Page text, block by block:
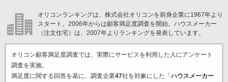
オリコンランキングは、株式会社オリコンを前身企業に1967年より
スタート。2006年からは顧客満足度調査を開始。ハウスメーカー
（注文住宅）は、2007年よりランキングを発表しています。
オリコン顧客満足度調査では、実際にサービスを利用した 人にアンケート
調査を実施。
満足度に関する回答を基に、調査企業47社を対象にした「 ハウスメーカー